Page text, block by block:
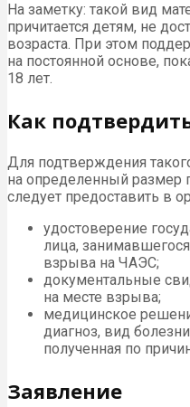
На заметку: такой вид
причитается детям, не
возраста. При этом
на постоянной основе,
18 лет.
Как
Для подтверждения
на определенный размер
следует предоставить в
удостоверение
лица,
взрыва на ЧАЭС;
документальные
на месте взрыва;
медицинское
диагноз, вид
полученная по
Заявление